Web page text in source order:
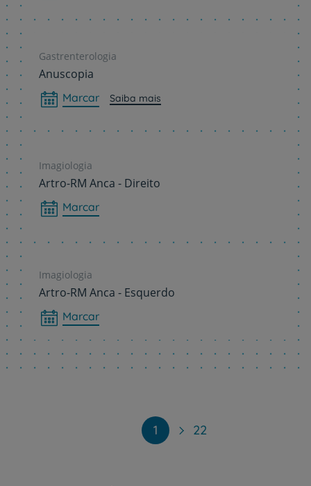
Gastrenterologia
Anuscopia
Marcar Saiba mais
Imagiologia
Artro-RM Anca - Direito
Marcar
Imagiologia
Artro-RM Anca - Esquerdo
Marcar
1 22